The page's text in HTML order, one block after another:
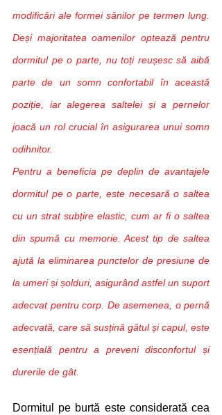
modificări ale formei sânilor pe termen lung.
Deși majoritatea oamenilor optează pentru
dormitul pe o parte, nu toți reușesc să aibă
parte de un somn confortabil în această
poziție, iar alegerea saltelei și a pernelor
joacă un rol crucial în asigurarea unui somn
odihnitor.
Pentru a beneficia pe deplin de avantajele
dormitul pe o parte, este necesară o saltea
cu un strat subțire elastic, cum ar fi o saltea
din spumă cu memorie. Acest tip de saltea
ajută la eliminarea punctelor de presiune de
la umeri și șolduri, asigurând astfel un suport
adecvat pentru corp. De asemenea, o pernă
adecvată, care să susțină gâtul și capul, este
esențială pentru a preveni disconfortul și
durerile de gât.
Dormitul pe burtă este considerată cea